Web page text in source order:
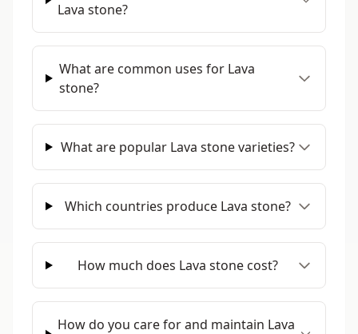
Lava stone?
What are common uses for Lava
stone?
What are popular Lava stone varieties?
Which countries produce Lava stone?
How much does Lava stone cost?
How do you care for and maintain Lava